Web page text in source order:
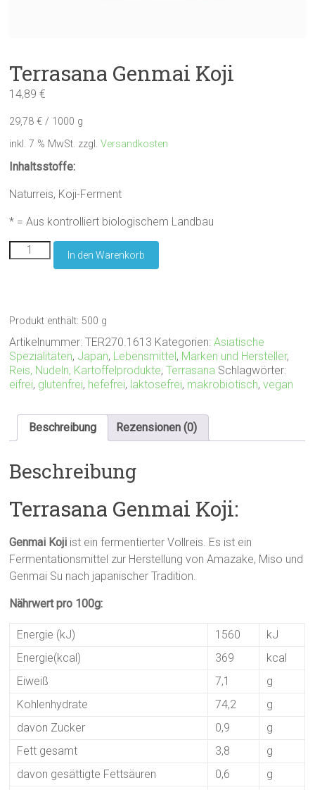
Terrasana Genmai Koji
14,89€
29,78€ / 1000 g
inkl. 7 % MwSt. zzgl.Versandkosten
Inhaltsstoffe:
Naturreis, Koji-Ferment
* = Aus kontrolliert biologischem Landbau
Terrasana
Genmai
In den Warenkorb
Produkt enthält: 500 g
Artikelnummer:TER270.1613 Kategorien:Asiatische
Spezialitäten, Japan, Lebensmittel , Marken und Hersteller,
Reis, Nudeln, Kartoffelprodukte,Terrasana Schlagwörter:
eifrei, glutenfrei, hefefrei, laktosefrei, makrobiotisch,vegan
Beschreibung Rezensionen (0)
Beschreibung
Terrasana Genmai Koji:
Genmai Koji ist ein fermentierter Vollreis. Es ist ein
Fermentationsmittel zur Herstellung von Amazake, Miso und
Genmai Su nach japanischer Tradition.
Nährwert pro 100g:
Energie (kJ) 1560
kJ
Energie(kcal)
369
kcal
Eiweiß
7,1
g
Kohlenhydrate
74,2
g
davon Zucker
0,9
g
Fett gesamt
3,8
g
davon gesättigte Fettsäuren
0,6 g